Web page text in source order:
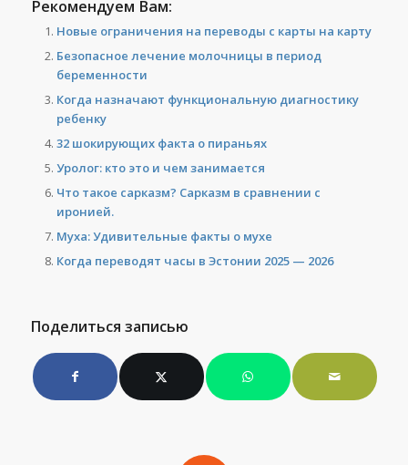
Рекомендуем Вам:
Новые ограничения на переводы с карты на карту
Безопасное лечение молочницы в период
беременности
Когда назначают функциональную диагностику
ребенку
32 шокирующих факта о пираньях
Уролог: кто это и чем занимается
Что такое сарказм? Сарказм в сравнении с
иронией.
Муха: Удивительные факты о мухе
Когда переводят часы в Эстонии 2025 — 2026
Поделиться записью